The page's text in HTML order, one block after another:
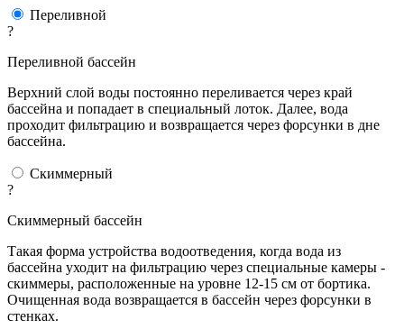
Переливной
?
Переливной бассейн
Верхний слой воды постоянно переливается через край
бассейна и попадает в специальный лоток. Далее, вода
проходит фильтрацию и возвращается через форсунки в дне
бассейна.
Скиммерный
?
Скиммерный бассейн
Такая форма устройства водоотведения, когда вода из
бассейна уходит на фильтрацию через специальные камеры -
скиммеры, расположенные на уровне 12-15 см от бортика.
Очищенная вода возвращается в бассейн через форсунки в
стенках.